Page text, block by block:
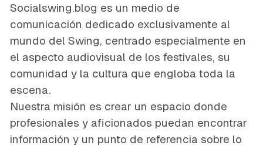
Socialswing.blog es un medio de
comunicación dedicado exclusivamente al
mundo del Swing, centrado especialmente en
el aspecto audiovisual de los festivales, su
comunidad y la cultura que engloba toda la
escena.
Nuestra misión es crear un espacio donde
profesionales y aficionados puedan encontrar
información y un punto de referencia sobre lo